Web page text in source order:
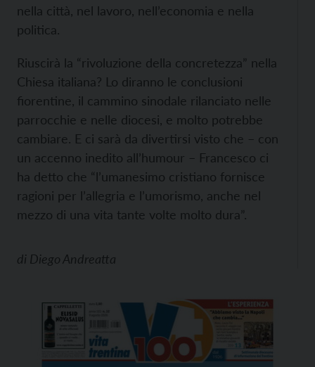
nella città, nel lavoro, nell’economia e nella
politica.
Riuscirà la “rivoluzione della concretezza” nella
Chiesa italiana? Lo diranno le conclusioni
fiorentine, il cammino sinodale rilanciato nelle
parrocchie e nelle diocesi, e molto potrebbe
cambiare. E ci sarà da divertirsi visto che – con
un accenno inedito all’humour – Francesco ci
ha detto che “l’umanesimo cristiano fornisce
ragioni per l’allegria e l’umorismo, anche nel
mezzo di una vita tante volte molto dura”.
di Diego Andreatta